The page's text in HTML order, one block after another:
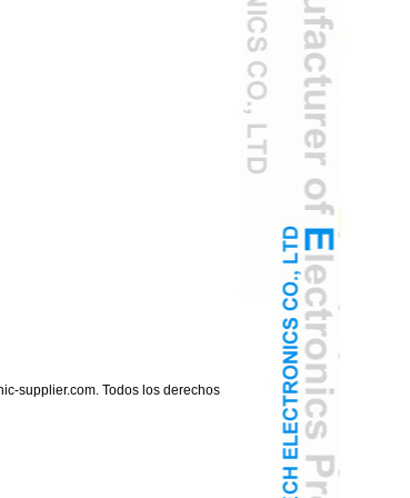
supplier.com. Todos los derechos